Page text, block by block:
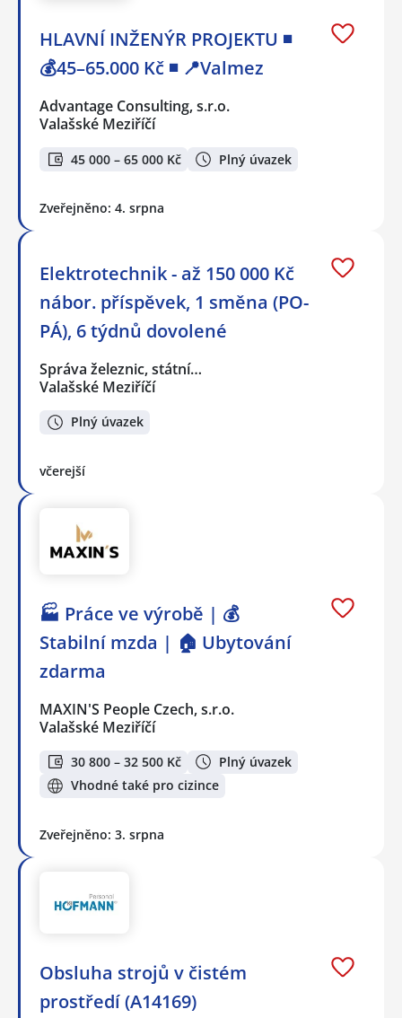
HLAVNÍ INŽENÝR PROJEKTU ◾
💰45–65.000 Kč ◾ 📍Valmez
Advantage Consulting, s.r.o.
Valašské Meziříčí
45 000 – 65 000 Kč Plný úvazek
Zveřejněno: 4. srpna
Elektrotechnik - až 150 000 Kč
nábor. příspěvek, 1 směna (PO-
PÁ), 6 týdnů dovolené
Správa železnic, státní…
Valašské Meziříčí
Plný úvazek
včerejší
🏭 Práce ve výrobě | 💰
Stabilní mzda | 🏠 Ubytování
zdarma
MAXIN'S People Czech, s.r.o.
Valašské Meziříčí
30 800 – 32 500 Kč
Plný úvazek
Vhodné také pro cizince
Zveřejněno: 3. srpna
Obsluha strojů v čistém
prostředí (A14169)